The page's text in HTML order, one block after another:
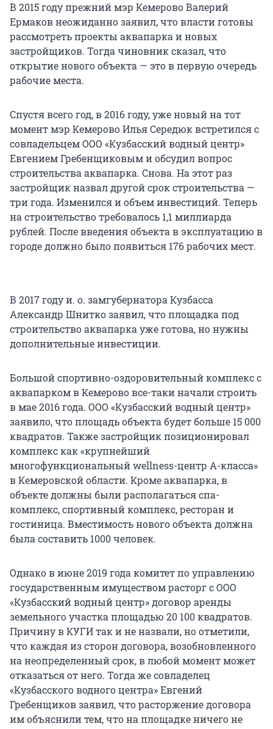
В 2015 году прежний мэр Кемерово Валерий
Ермаков неожиданно заявил, что власти готовы
рассмотреть проекты аквапарка и новых
застройщиков. Тогда чиновник сказал, что
открытие нового объекта — это в первую очередь
рабочие места.
Спустя всего год, в 2016 году, уже новый на тот
момент мэр Кемерово Илья Середюк встретился с
совладельцем ООО «Кузбасский водный центр»
Евгением Гребенщиковым и обсудил вопрос
строительства аквапарка. Снова. На этот раз
застройщик назвал другой срок строительства —
три года. Изменился и объем инвестиций. Теперь
на строительство требовалось 1,1 миллиарда
рублей. После введения объекта в эксплуатацию в
городе должно было появиться 176 рабочих мест.
В 2017 году и. о. замгубернатора Кузбасса
Александр Шнитко заявил, что площадка под
строительство аквапарка уже готова, но нужны
дополнительные инвестиции.
Большой спортивно-оздоровительный комплекс с
аквапарком в Кемерово все-таки начали строить
в мае 2016 года. ООО «Кузбасский водный центр»
заявило, что площадь объекта будет больше 15 000
квадратов. Также застройщик позиционировал
комплекс как «крупнейший
многофункциональный wellness-центр А-класса»
в Кемеровской области. Кроме аквапарка, в
объекте должны были располагаться спа-
комплекс, спортивный комплекс, ресторан и
гостиница. Вместимость нового объекта должна
была составить 1000 человек.
Однако в июне 2019 года комитет по управлению
государственным имуществом расторг с ООО
«Кузбасский водный центр» договор аренды
земельного участка площадью 20 100 квадратов.
Причину в КУГИ так и не назвали, но отметили,
что каждая из сторон договора, возобновленного
на неопределенный срок, в любой момент может
отказаться от него. Тогда же совладелец
«Кузбасского водного центра» Евгений
Гребенщиков заявил, что расторжение договора
им объяснили тем, что на площадке ничего не